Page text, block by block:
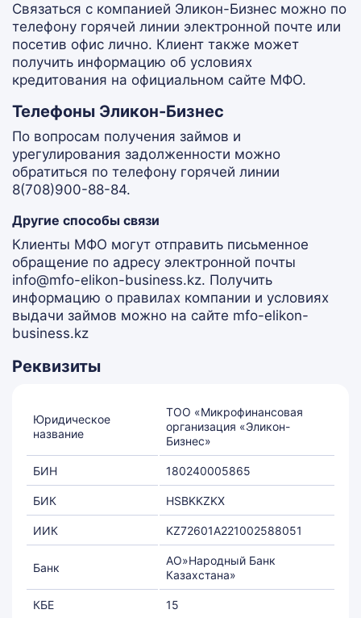
Связаться с компанией Эликон-Бизнес можно по
телефону горячей линии электронной почте или
посетив офис лично. Клиент также может
получить информацию об условиях
кредитования на официальном сайте МФО.
Телефоны Эликон-Бизнес
По вопросам получения займов и
урегулирования задолженности можно
обратиться по телефону горячей линии
8(708)900-88-84.
Другие способы связи
Клиенты МФО могут отправить письменное
обращение по адресу электронной почты
info@mfo-elikon-business.kz. Получить
информацию о правилах компании и условиях
выдачи займов можно на сайте mfo-elikon-
business.kz
Реквизиты
Юридическое
название
ТОО «Микрофинансовая
организация «Эликон-
Бизнес»
БИН 180240005865
БИК HSBKKZKX
ИИК KZ72601A221002588051
Банк
АО»Народный Банк
Казахстана»
КБЕ 15